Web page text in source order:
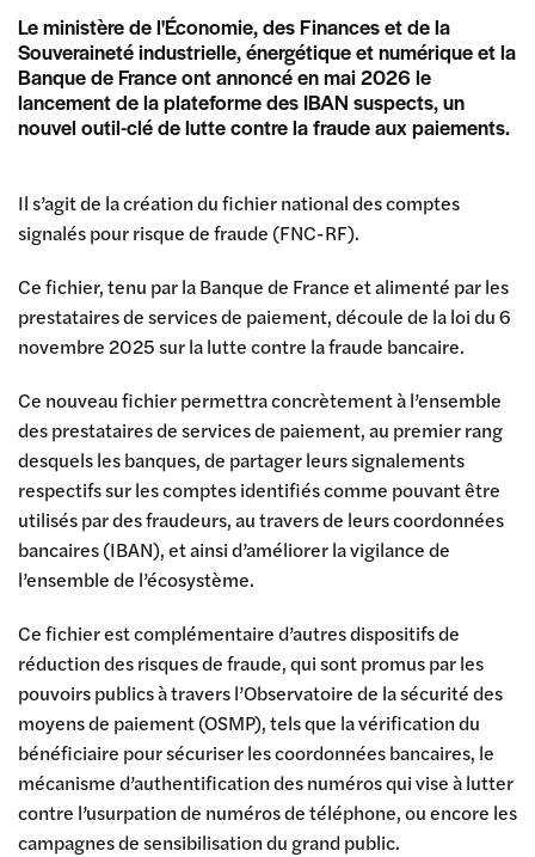
Le ministère de l'Économie, des Finances et de la
Souveraineté industrielle, énergétique et numérique et la
Banque de France ont annoncé en mai 2026 le
lancement de la plateforme des IBAN suspects, un
nouvel outil-clé de lutte contre la fraude aux paiements.
Il s’agit de la création du fichier national des comptes
signalés pour risque de fraude (FNC-RF).
Ce fichier, tenu par la Banque de France et alimenté par les
prestataires de services de paiement, découle de la loi du 6
novembre 2025 sur la lutte contre la fraude bancaire.
Ce nouveau fichier permettra concrètement à l’ensemble
des prestataires de services de paiement, au premier rang
desquels les banques, de partager leurs signalements
respectifs sur les comptes identifiés comme pouvant être
utilisés par des fraudeurs, au travers de leurs coordonnées
bancaires (IBAN), et ainsi d’améliorer la vigilance de
l’ensemble de l’écosystème.
Ce fichier est complémentaire d’autres dispositifs de
réduction des risques de fraude, qui sont promus par les
pouvoirs publics à travers l’Observatoire de la sécurité des
moyens de paiement (OSMP), tels que la vérification du
bénéficiaire pour sécuriser les coordonnées bancaires, le
mécanisme d’authentification des numéros qui vise à lutter
contre l’usurpation de numéros de téléphone, ou encore les
campagnes de sensibilisation du grand public.